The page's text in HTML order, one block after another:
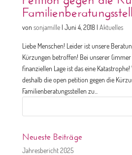
vonsonjamille| Juni 4, 2018| Aktuelles
Liebe Menschen! Leider ist unsere
Kürzungen betroffen! Bei unserer
finanziellen Lage ist das eine
deshalb die open petition gegen die
Familienberatungsstellen zu...
Neueste Beiträge
Jahresbericht 2025